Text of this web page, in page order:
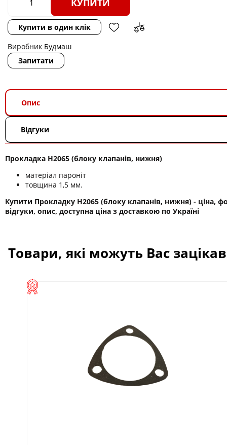
КУПИТИ
Купити в один клік
Виробник Будмаш
Запитати
Опис
Відгуки
Прокладка H2065 (блоку клапанів, нижня)
матеріал пароніт
товщина 1,5 мм.
Купити Прокладку H2065 (блоку клапанів, нижня) - ціна,
відгуки, опис, доступна ціна з доставкою по Україні
Товари, які можуть Вас